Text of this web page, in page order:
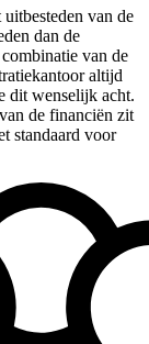
van de
dan de
van de
altijd
dit wenselijk acht.
de financiën zit
standaard voor